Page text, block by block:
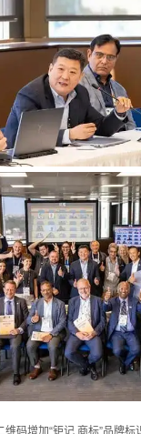
维码增加“钜记.商标”品牌